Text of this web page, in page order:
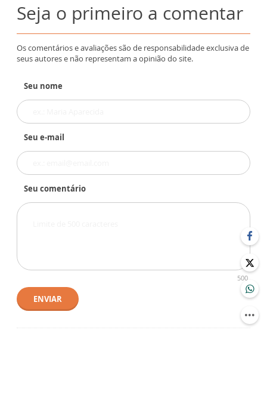
Seja o primeiro a comentar
Os comentários e avaliações são de responsabilidade exclusiva de
seus autores e não representam a opinião do site.
Seu nome
Seu e-mail
Seu comentário
500
ENVIAR